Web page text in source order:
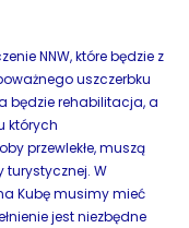
NNW, które będzie z
uszczerbku
będzie rehabilitacja, a
których
przewlekłe, muszą
turystycznej. W
Kubę musimy mieć
jest niezbędne